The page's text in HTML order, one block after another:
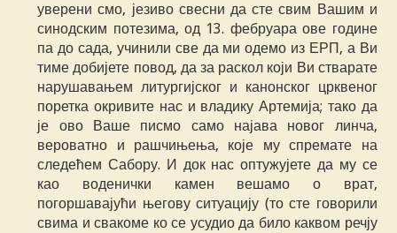
уверени смо, језиво свесни да сте свим Вашим и
синодским потезима, од 13. фебруара ове године
па до сада, учинили све да ми одемо из ЕРП, а Ви
тиме добијете повод, да за раскол који Ви стварате
нарушавањем литургијског и канонског црквеног
поретка окривите нас и владику Артемија; тако да
је ово Ваше писмо само најава новог линча,
вероватно и рашчињења, које му спремате на
следећем Сабору. И док нас оптужујете да му се
као воденички камен вешамо о врат,
погоршавајући његову ситуацију (то сте говорили
свима и свакоме ко се усудио да било каквом речју